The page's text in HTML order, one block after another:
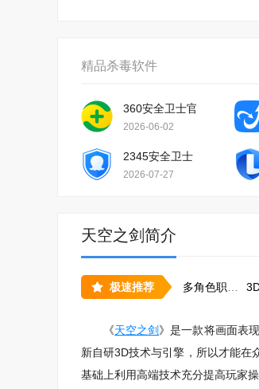
精品杀毒软件
360安全卫士官方版
2026-06-02
2345安全卫士
2026-07-27
天空之剑简介
极速推荐
《天空之剑 》是一款将画面表
新自研3D技术与引擎，所以才能在
基础上利用高端技术充分提高玩家